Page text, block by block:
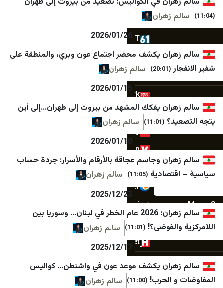
BBC TURK
Sputnik Türkiye
akit
Haber3
Habertürk
Cumhuriyet
DefenceTurkey
Gazete Vatan
Dünya Gazetesi
Ege Haber
Finansın Gündemi
Haberler
Hürriyet
Hürriyet Gazetecilik
Mezopotamya Ajansı
قناة المملكة
جو 24
عمان نت
صحيفة نيسان الإلكترونية
جراسا نيوز
أخبار البلد
صراحة نيوز
زهران
2026/01/26
يكشف محضر اجتماع عون وبري، والمنطقة على
سالم زهران
2026/01/15
يفكك المشهد من بيروت إلى طهران…إلى أين
(11:01)
سالم زهران
2026/01/10
وجاسم عجاقة بالأرقام والأسرار: جردة حساب
(11:05)
سالم زهران
2025/12/23
سالم زهران: 2026 عام الخطر في لبنان… وسوريا بين
(11:01)
سالم زهران
2025/12/17
يكشف موعد عون في واشنطن… كواليس
الحرب! (11:00)
سالم زهران